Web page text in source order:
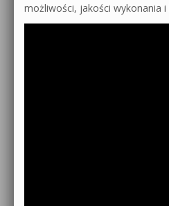
możliwości, jakości wykonania